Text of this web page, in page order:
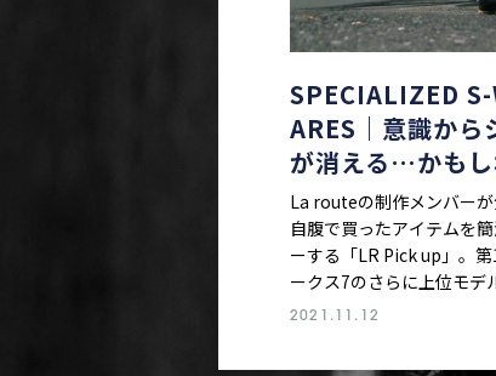
SPECIALIZED
ARES｜意識から
が消える…かも
La routeの制作メンバー
自腹で買ったアイテムを
ーする「LR Pick up」。
ークス7のさらに上位モデ
エンドシューズ、スペシャ
2021.11.12